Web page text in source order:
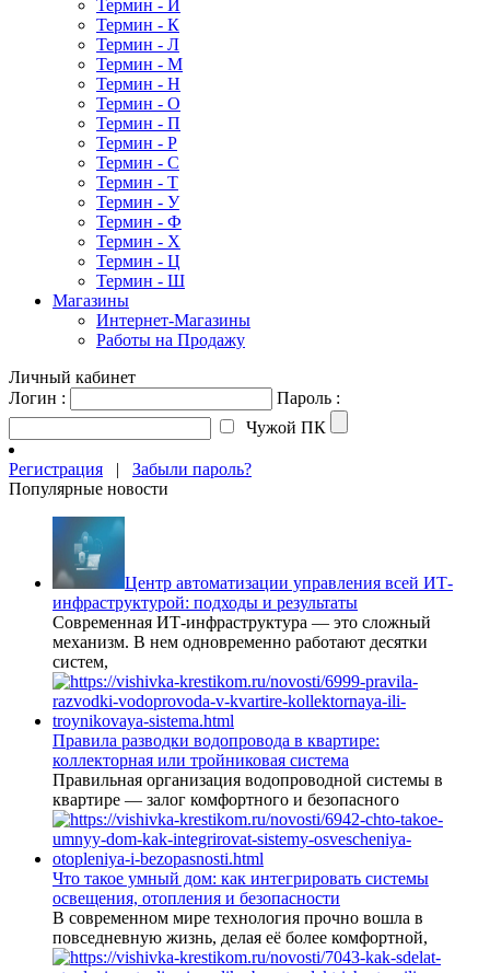
Термин - И
Термин - К
Термин - Л
Термин - М
Термин - Н
Термин - О
Термин - П
Термин - Р
Термин - С
Термин - Т
Термин - У
Термин - Ф
Термин - Х
Термин - Ц
Термин - Ш
Магазины
Интернет-Магазины
Работы на Продажу
Личный кабинет
Логин :
Пароль :
Чужой ПК
Регистрация | Забыли пароль?
Популярные новости
Центр автоматизации управления всей ИТ-
инфраструктурой: подходы и результаты
Современная ИТ-инфраструктура — это сложный
механизм. В нем одновременно работают десятки
систем,
Правила разводки водопровода в квартире:
коллекторная или тройниковая система
Правильная организация водопроводной системы в
квартире — залог комфортного и безопасного
Что такое умный дом: как интегрировать системы
освещения, отопления и безопасности
В современном мире технология прочно вошла в
повседневную жизнь, делая её более комфортной,